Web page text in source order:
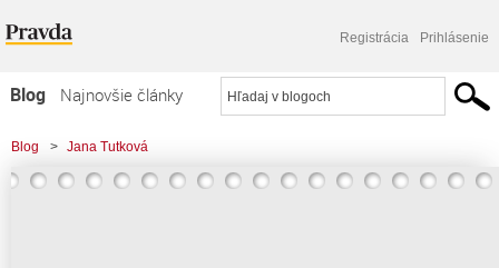
Registrácia Prihlásenie
Blog
Najnovšie články
Najčítanejšie články
Najkomentovanejšie články
Blog > Jana Tutková
> Putinova salámová taktika alebo dá sa veriť Putinovi, že chce denacifikovať